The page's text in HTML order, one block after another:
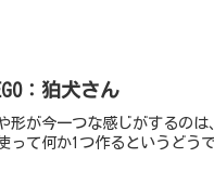
：狛犬さん
形が今一つな感じがするの
って何か1つ作るというどう